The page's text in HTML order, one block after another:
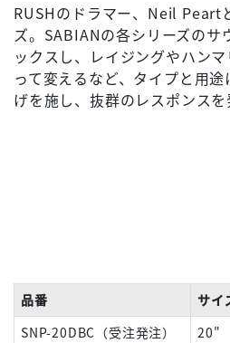
RUSHのドラマー、Neil Peart
ズ。SABIANの各シリーズのサ
ックスし、レイジングやハン
って変えるなど、タイプと用
げを施し、抜群のレスポンスを
品番 サイ
SNP-20DBC（受注発注）
20"